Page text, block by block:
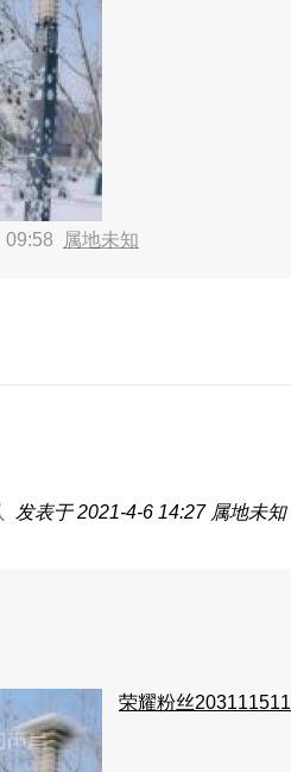
09:58 属地未知
发表于 2021-4-6 14:27 属地未知
荣耀粉丝203111511